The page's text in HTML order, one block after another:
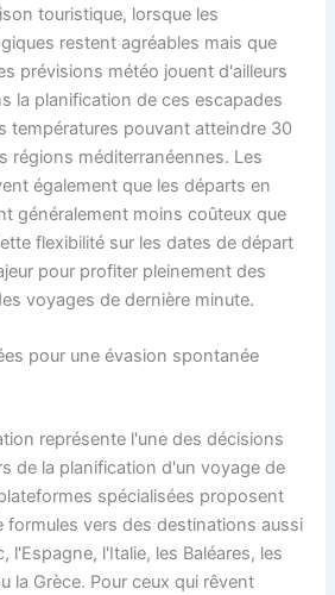
touristique, lorsque les
restent agréables mais que
prévisions météo jouent d'ailleurs
la planification de ces escapades
températures pouvant atteindre 30
régions méditerranéennes. Les
également que les départs en
généralement moins coûteux que
flexibilité sur les dates de départ
pour profiter pleinement des
voyages de dernière minute.
pour une évasion spontanée
représente l'une des décisions
de la planification d'un voyage de
spécialisées proposent
formules vers des destinations aussi
l'Espagne, l'Italie, les Baléares, les
la Grèce. Pour ceux qui rêvent